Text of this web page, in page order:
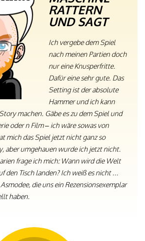
RATTERN
UND SAGT
Ich vergebe dem Spiel
nach meinen Partien doch
nur eine Knusperfritte.
Dafür eine sehr gute. Das
Setting ist der absolute
Hammer und ich kann
machen. Gäbe es zu dem Spiel und
oder n Film – ich wäre sowas von
mich das Spiel jetzt nicht ganz so
aber umgehauen wurde ich jetzt nicht.
frage ich mich: Wann wird die Welt
den Tisch landen? Ich weiß es nicht ...
die uns ein Rezensionsexemplar
haben.